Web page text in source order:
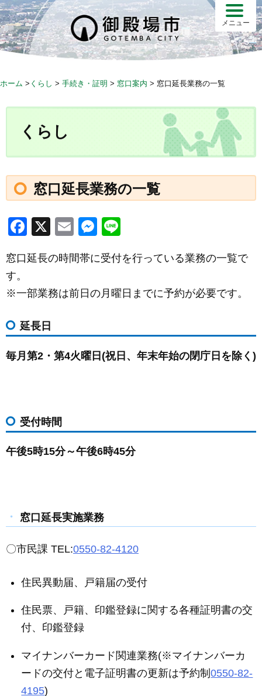
S
k
i
p
メニュー
ホーム > くらし > 手続き・証明 > 窓口案内 > 窓口延長業務の一覧
くらし
窓口延長業務の一覧
F
c
e
b
o
o
k
X
E
ail
M
ss
n
er
e
窓口延長の時間帯に受付を行っている業務の一覧で
す。
※一部業務は前日の月曜日までに予約が必要です。
延長日
毎月第2・第4火曜日(祝日、年末年始の閉庁日を除く)
受付時間
午後5時15分～午後6時45分
窓口延長実施業務
〇市民課 TEL:0550-82-4120
住民異動届、戸籍届の受付
住民票、戸籍、印鑑登録に関する各種証明書の交
付、印鑑登録
マイナンバーカード関連業務(※マイナンバーカ
ードの交付と電子証明書の更新は予約制0550-82-
4195)